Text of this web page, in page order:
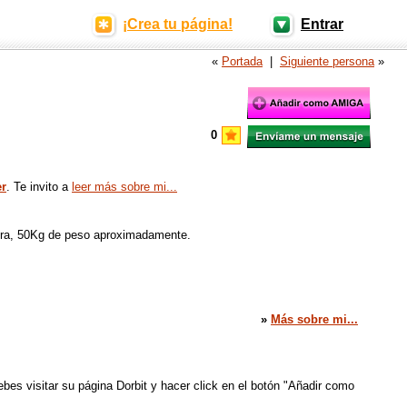
¡Crea tu página! Entrar
« Portada| Siguiente persona»
0
. Te invito a leer más sobre mi...
50Kg de peso aproximadamente.
» Más sobre mi...
visitar su página Dorbit y hacer click en el botón "Añadir como